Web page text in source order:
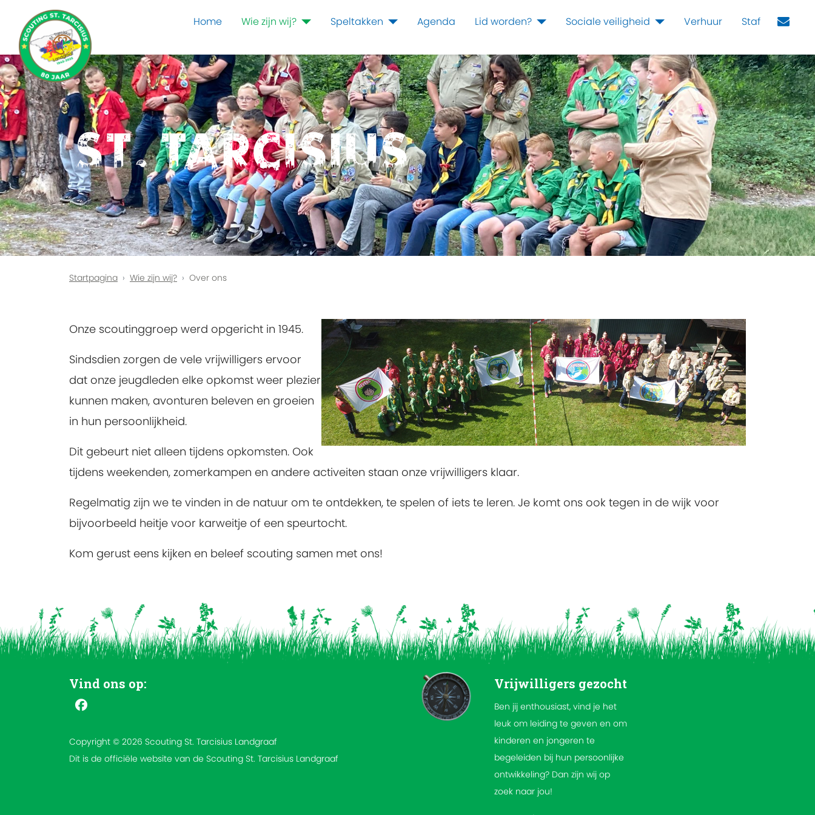
Home Wie zijn wij? Speltakken Agenda Lid worden? Sociale veiligheid Verhuur Staf
St. Tarcisius
Startpagina Wie zijn wij? Over ons
Onze scoutinggroep werd opgericht in 1945.
Sindsdien zorgen de vele vrijwilligers ervoor
dat onze jeugdleden elke opkomst weer plezier
kunnen maken, avonturen beleven en groeien
in hun persoonlijkheid.
Dit gebeurt niet alleen tijdens opkomsten. Ook
tijdens weekenden, zomerkampen en andere activeiten staan onze vrijwilligers klaar.
Regelmatig zijn we te vinden in de natuur om te ontdekken, te spelen of iets te leren. Je komt ons ook tegen in de wijk voor
bijvoorbeeld heitje voor karweitje of een speurtocht.
Kom gerust eens kijken en beleef scouting samen met ons!
Vind ons op:
Copyright © 2026 Scouting St. Tarcisius Landgraaf
Dit is de officiële website van de Scouting St. Tarcisius Landgraaf
Vrijwilligers gezocht
Ben jij enthousiast, vind je het
leuk om leiding te geven en om
kinderen en jongeren te
begeleiden bij hun persoonlijke
ontwikkeling? Dan zijn wij op
zoek naar jou!